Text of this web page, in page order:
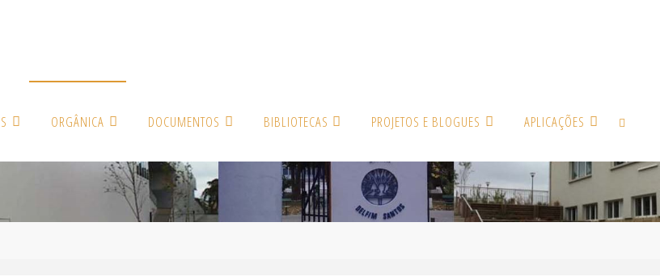
ORGÂNICA DOCUMENTOS BIBLIOTECAS PROJETOS E BLOGUES APLICAÇÕES
SEARCH